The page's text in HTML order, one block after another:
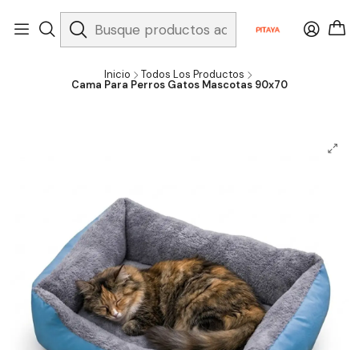
Inicio Todos Los Productos
Cama Para Perros Gatos Mascotas 90x70